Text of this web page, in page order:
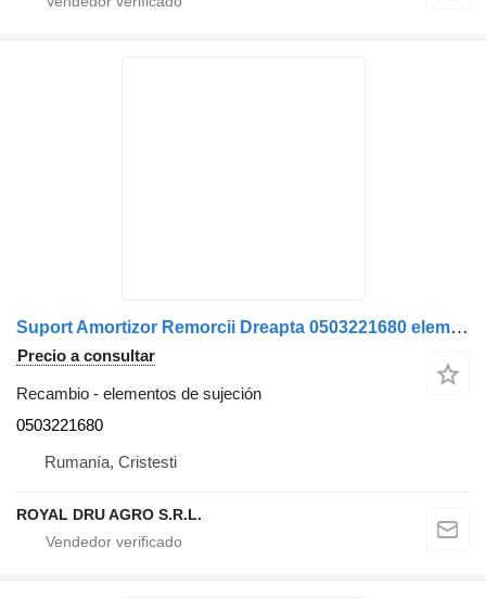
Suport Amortizor Remorcii Dreapta 0503221680 elementos de sujeción para Krone remolque
Precio a consultar
Recambio - elementos de sujeción
0503221680
Rumanía, Cristesti
ROYAL DRU AGRO S.R.L.